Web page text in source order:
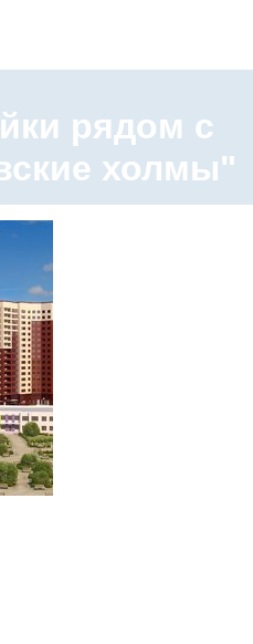
рядом с
холмы"